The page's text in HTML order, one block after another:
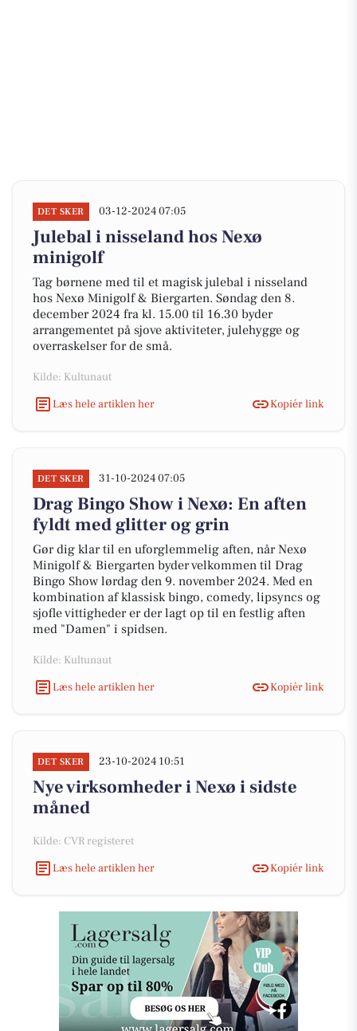
DET SKER 03-12-2024 07:05
Julebal i nisseland hos Nexø
minigolf
Tag børnene med til et magisk julebal i nisseland
hos Nexø Minigolf & Biergarten. Søndag den 8.
december 2024 fra kl. 15.00 til 16.30 byder
arrangementet på sjove aktiviteter, julehygge og
overraskelser for de små.
Kilde: Kultunaut
Læs hele artiklen her
Kopiér link
DET SKER 31-10-2024 07:05
Drag Bingo Show i Nexø: En aften
fyldt med glitter og grin
Gør dig klar til en uforglemmelig aften, når Nexø
Minigolf & Biergarten byder velkommen til Drag
Bingo Show lørdag den 9. november 2024. Med en
kombination af klassisk bingo, comedy, lipsyncs og
sjofle vittigheder er der lagt op til en festlig aften
med "Damen" i spidsen.
Kilde: Kultunaut
Læs hele artiklen her
Kopiér link
DET SKER 23-10-2024 10:51
Nye virksomheder i Nexø i sidste
måned
Kilde: CVR registeret
Læs hele artiklen her
Kopiér link